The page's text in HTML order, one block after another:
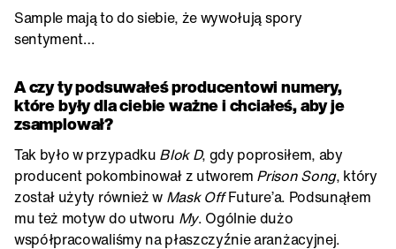
Sample mają to do siebie, że wywołują spory
sentyment…
A czy ty podsuwałeś producentowi numery,
które były dla ciebie ważne i chciałeś, aby je
zsamplował?
Tak było w przypadku Blok D, gdy poprosiłem, aby
producent pokombinował z utworem Prison Song, który
został użyty również w Mask OffFuture’a. Podsunąłem
mu też motyw do utworu My. Ogólnie dużo
współpracowaliśmy na płaszczyźnie aranżacyjnej.